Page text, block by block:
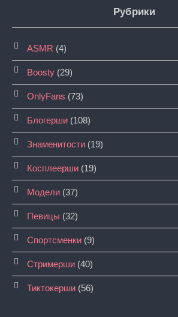
Рубрики
ASMR (4)
Boosty (29)
OnlyFans (73)
Блогерши (108)
Знаменитости (19)
Косплеерши (19)
Модели (37)
Певицы (32)
Спортсменки (9)
Стримерши (40)
Тиктокерши (56)